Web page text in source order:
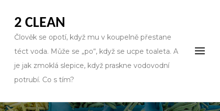
2 CLEAN
Člověk se opotí, když mu v koupelně přestane
téct voda. Může se „po“, když se ucpe toaleta. A
je jak zmoklá slepice, když praskne vodovodní
potrubí. Co s tím?